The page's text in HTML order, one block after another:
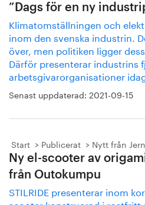
”Dags för en ny
Klimatomställningen och
inom den svenska industrin.
över, men politiken ligger
Därför presenterar industrins
arbetsgivarorganisationer
Senast uppdaterad: 2021-09-15
Start Publicerat Nytt från
Ny el-scooter av
från Outokumpu
STILRIDE presenterar inom